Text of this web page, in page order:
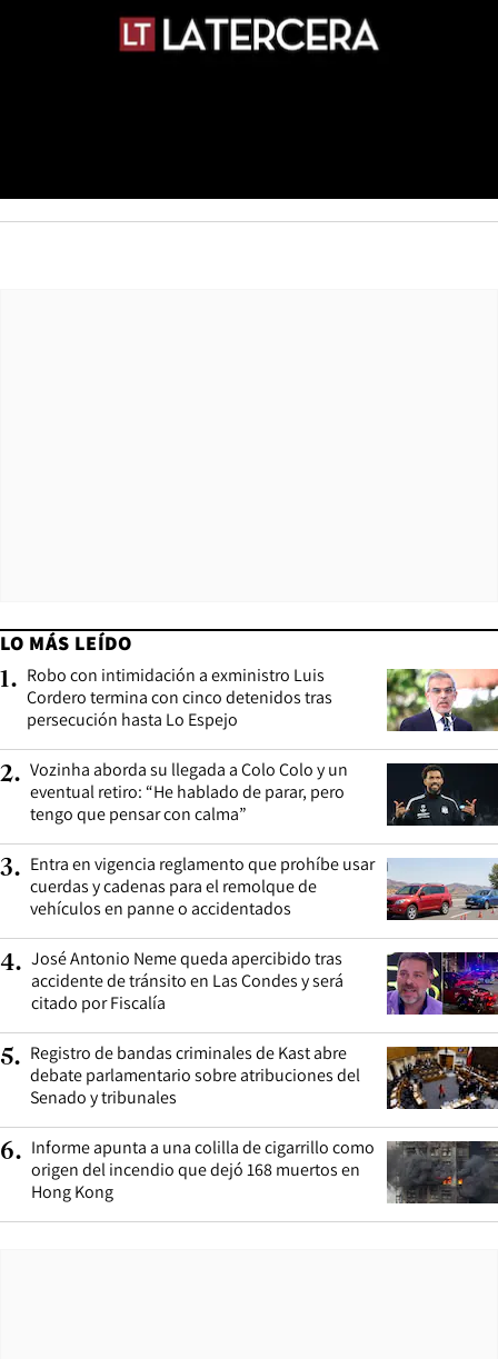
LO MÁS LEÍDO
1. Robo con intimidación a exministro Luis
Cordero termina con cinco detenidos tras
persecución hasta Lo Espejo
2. Vozinha aborda su llegada a Colo Colo y un
eventual retiro: “He hablado de parar, pero
tengo que pensar con calma”
3. Entra en vigencia reglamento que prohíbe usar
cuerdas y cadenas para el remolque de
vehículos en panne o accidentados
4. José Antonio Neme queda apercibido tras
accidente de tránsito en Las Condes y será
citado por Fiscalía
5. Registro de bandas criminales de Kast abre
debate parlamentario sobre atribuciones del
Senado y tribunales
6. Informe apunta a una colilla de cigarrillo como
origen del incendio que dejó 168 muertos en
Hong Kong